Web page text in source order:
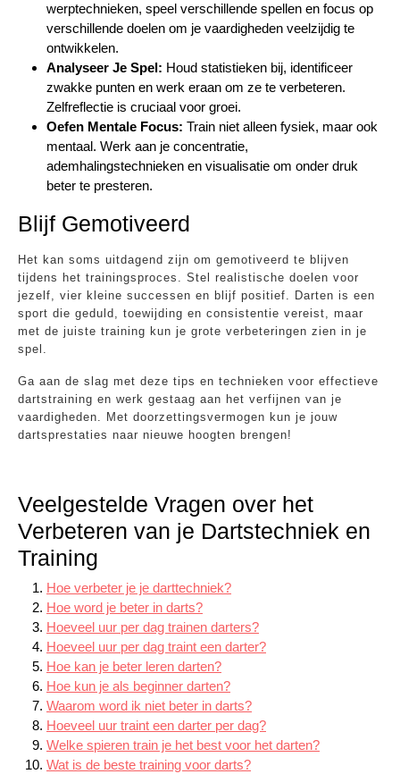
werptechnieken, speel verschillende spellen en focus op
verschillende doelen om je vaardigheden veelzijdig te
ontwikkelen.
Analyseer Je Spel: Houd statistieken bij, identificeer
zwakke punten en werk eraan om ze te verbeteren.
Zelfreflectie is cruciaal voor groei.
Oefen Mentale Focus: Train niet alleen fysiek, maar ook
mentaal. Werk aan je concentratie,
ademhalingstechnieken en visualisatie om onder druk
beter te presteren.
Blijf Gemotiveerd
Het kan soms uitdagend zijn om gemotiveerd te blijven
tijdens het trainingsproces. Stel realistische doelen voor
jezelf, vier kleine successen en blijf positief. Darten is een
sport die geduld, toewijding en consistentie vereist, maar
met de juiste training kun je grote verbeteringen zien in je
spel.
Ga aan de slag met deze tips en technieken voor effectieve
dartstraining en werk gestaag aan het verfijnen van je
vaardigheden. Met doorzettingsvermogen kun je jouw
dartsprestaties naar nieuwe hoogten brengen!
Veelgestelde Vragen over het
Verbeteren van je Dartstechniek en
Training
Hoe verbeter je je darttechniek?
Hoe word je beter in darts?
Hoeveel uur per dag trainen darters?
Hoeveel uur per dag traint een darter?
Hoe kan je beter leren darten?
Hoe kun je als beginner darten?
Waarom word ik niet beter in darts?
Hoeveel uur traint een darter per dag?
Welke spieren train je het best voor het darten?
Wat is de beste training voor darts?